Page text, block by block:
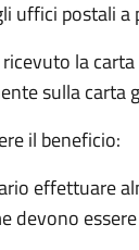
uffici postali
ricevuto la
sulla carta
il beneficio:
effettuare
devono